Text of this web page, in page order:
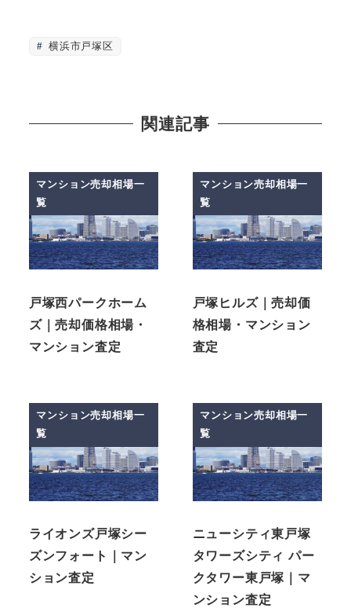
横浜市戸塚区
関連記事
マンション売却相場一
覧
戸塚西パークホーム
ズ｜売却価格相場・
マンション査定
マンション売却相場一
覧
戸塚ヒルズ｜売却価
格相場・マンション
査定
マンション売却相場一
覧
ライオンズ戸塚シー
ズンフォート｜マン
ション査定
マンション売却相場一
覧
ニューシティ東戸塚
タワーズシティ パー
クタワー東戸塚｜マ
ンション査定